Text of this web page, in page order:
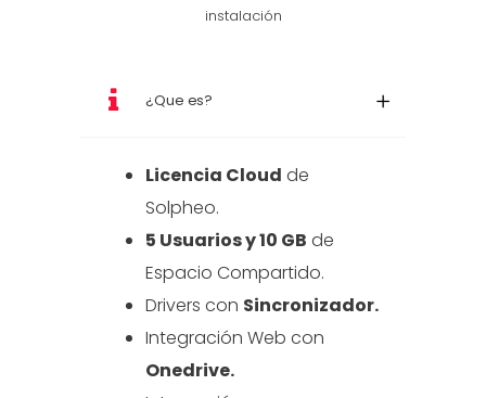
instalación
¿Que es?
Licencia Cloud de
Solpheo.
5 Usuarios y 10 GB de
Espacio Compartido.
Drivers con Sincronizador.
Integración Web con
Onedrive.